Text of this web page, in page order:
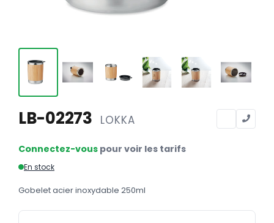
Calendriers bancaires
Enveloppes
Sous-mains
Bloc-notes
Chemises
Pochettes administratives
Tampons
Liasses
LB-02273 LOKKA
Connectez-vous pour voir les tarifs
En stock
Gobelet acier inoxydable 250ml